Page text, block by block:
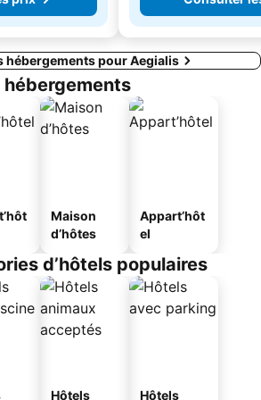
hébergements pour Aegialis
Maison
d’hôtes
Appart’hôt
el
d’hôtels populaires
Hôtels Hôtels